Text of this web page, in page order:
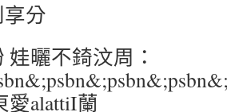
享分
曬不錡汶周：
愛alattiI蘭